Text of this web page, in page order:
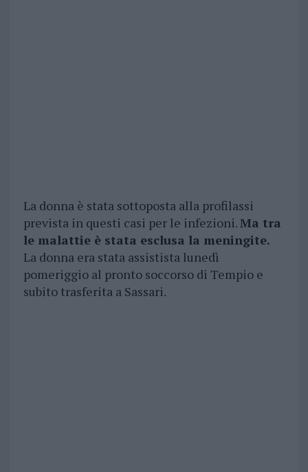
La donna è stata sottoposta alla profilassi
prevista in questi casi per le infezioni.Ma tra
le malattie è stata esclusa la meningite.
La donna era stata assistista lunedì
pomeriggio al pronto soccorso di Tempio e
subito trasferita a Sassari.